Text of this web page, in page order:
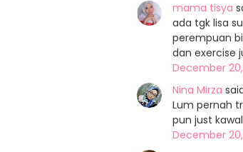
mama tisya
ada tgk lisa
perempuan
dan exercise
December 20,
Nina Mirza
Lum pernah
pun just
December 20,